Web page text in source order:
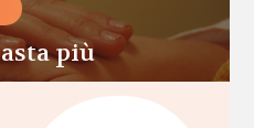
più